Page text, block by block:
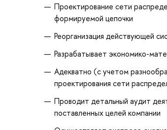
Проектирование сети
формируемой цепочки
Реорганизация действующей
Разрабатывает экономико-
Адекватно (с учетом
проектирования сети
Проводит детальный аудит
поставленных целей компании